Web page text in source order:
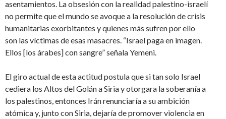
asentamientos. La obsesión con la realidad palestino-israelí
no permite que el mundo se avoque a la resolución de crisis
humanitarias exorbitantes y quienes más sufren por ello
son las víctimas de esas masacres. “Israel paga en imagen.
Ellos [los árabes] con sangre” señala Yemeni.
El giro actual de esta actitud postula que si tan solo Israel
cediera los Altos del Golán a Siria y otorgara la soberanía a
los palestinos, entonces Irán renunciaría a su ambición
atómica y, junto con Siria, dejaría de promover violencia en